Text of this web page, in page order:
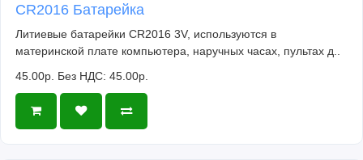
CR2016 Батарейка
Литиевые батарейки CR2016 3V, используются в
материнской плате компьютера, наручных часах, пультах д..
45.00р. Без НДС: 45.00р.